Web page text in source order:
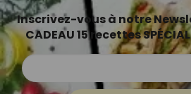
Inscrivez-vous à notre
CADEAU 15 recettes